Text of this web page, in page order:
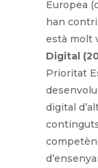
Europea
han
està molt
Digital
Prioritat
digital